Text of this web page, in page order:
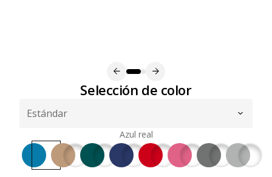
Selección de color
Azul real